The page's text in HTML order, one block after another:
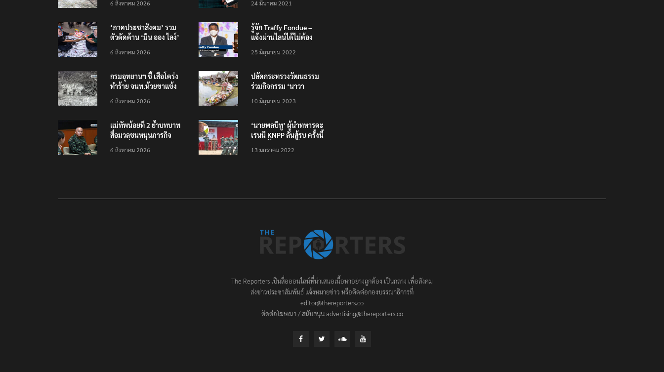
6 สิงหาคม 2026
‘ภาคประชาสังคม’ รวม
ตัวคัดค้าน ‘มิน ออง ไลง์’
ต้อนรับอาชญากร’
6 สิงหาคม 2026
กรมอุทยานฯ ชี้ เสือโคร่ง
ทำร้าย จนท.ห้วยขาแข้ง
บังเอิญ ไม่เข้าข่าย ‘เสือ
6 สิงหาคม 2026
แม่ทัพน้อยที่ 2 ย้ำบทบาท
สื่อมวลชนหนุนภารกิจ
6 สิงหาคม 2026
24 มีนาคม 2021
รู้จัก Traffy Fondue –
แจ้งผ่านไลน์ได้ไม่ต้อง
ทั่วไทย ไม่ใช่แค่ในกรุง
25 มิถุนายน 2022
ปลัดกระทรวงวัฒนธรรม
ร่วมกิจกรรม ‘นาวา
ตักบาตรทางน้ำ
10 มิถุนายน 2023
‘นายพลบีทู’ ผู้นำทหารคะ
เรนนี KNPP ลั่นสู้รบ ครั้งนี้
ประชาชนต้องชนะ
13 มกราคม 2022
The Reporters เป็นสื่อออนไลน์ที่นำเสนอเนื้อหาอย่างถูกต้อง เป็นกลาง เพื่อสังคม
ส่งข่าวประชาสัมพันธ์ แจ้งหมายข่าว หรือติดต่อกองบรรณาธิการที่
editor@thereporters.co
ติดต่อโฆษณา / สนับสนุน advertising@thereporters.co